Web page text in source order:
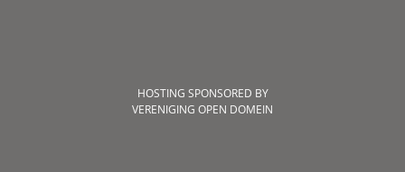
HOSTING SPONSORED BY
VERENIGING OPEN DOMEIN